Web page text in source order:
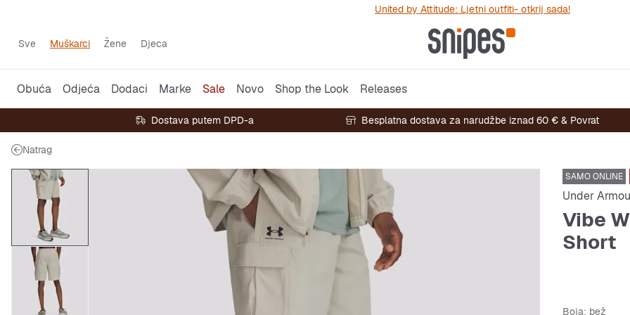
United by Attitude: Ljetni outfiti- otkrij sada!
Sve Muškarci Žene Djeca
Obuća Odjeća Dodaci Marke Sale Novo Shop the Look Releases
Dostava putem DPD-a Besplatna dostava za narudžbe iznad 60 € & Povrat
Natrag
SAMO ONLINE
Under
Vibe
Short
Boja: bež